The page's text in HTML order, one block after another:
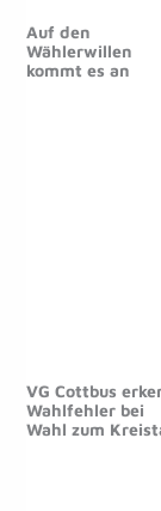
Auf den
Wählerwillen
kommt es an
VG Cottbus
Wahlfehler bei
Wahl zum